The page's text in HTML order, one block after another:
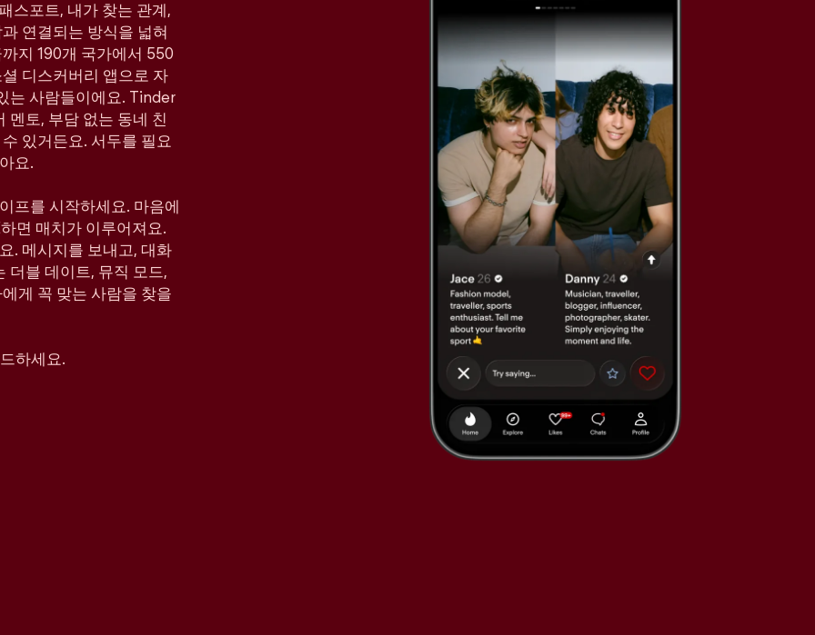
스포트, 내가 찾는 관계,
연결되는 방식을 넓혀
지 190개 국가에서 550
디스커버리 앱으로 자
는 사람들이에요. Tinder
멘토, 부담 없는 동네 친
있거든요. 서두를 필요
요.
프를 시작하세요. 마음에
면 매치가 이루어져요.
. 메시지를 보내고, 대화
더블 데이트, 뮤직 모드,
게 꼭 맞는 사람을 찾을
하세요.